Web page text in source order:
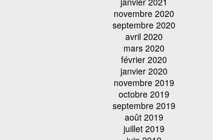
novembre 2020
septembre 2020
avril 2020
mars 2020
février 2020
janvier 2020
novembre 2019
octobre 2019
septembre 2019
août 2019
juillet 2019